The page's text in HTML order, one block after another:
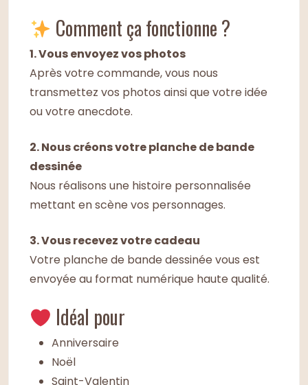
Comment ça fonctionne ?
1. Vous envoyez vos photos
Après votre commande, vous nous
transmettez vos photos ainsi que votre idée
ou votre anecdote.
2. Nous créons votre planche de bande
dessinée
Nous réalisons une histoire personnalisée
mettant en scène vos personnages.
3. Vous recevez votre cadeau
Votre planche de bande dessinée vous est
envoyée au format numérique haute qualité.
Idéal pour
Anniversaire
Noël
Saint-Valentin